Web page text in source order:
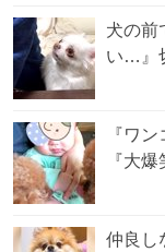
犬の前
い…』
『ワ
『大
仲良し